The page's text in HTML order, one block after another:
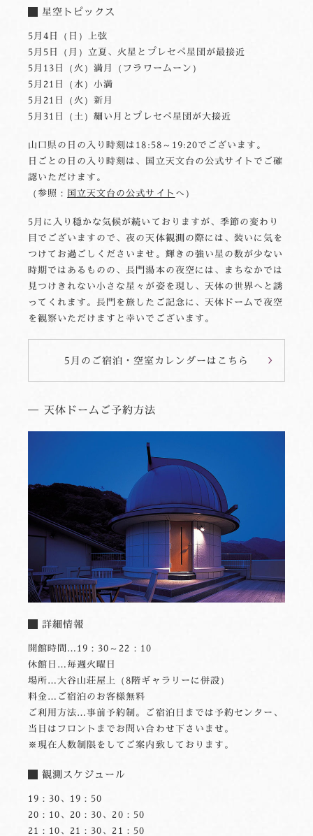
星空トピックス
5月4日（日）上弦
5月5日（月）立夏、火星とプレセペ星団が最接近
5月13日（火）満月（フラワームーン）
5月21日（水）小満
5月21日（火）新月
5月31日（土）細い月とプレセペ星団が大接近
山口県の日の入り時刻は18:58～19:20でございます。
日ごとの日の入り時刻は、国立天文台の公式サイトでご確
認いただけます。
（参照： 国立天文台の公式サイト へ）
5月に入り穏かな気候が続いておりますが、季節の変わり
目でございますので、夜の天体観測の際には、装いに気を
つけてお過ごしくださいませ。輝きの強い星の数が少ない
時期ではあるものの、長門湯本の夜空には、まちなかでは
見つけきれない小さな星々が姿を現し、天体の世界へと誘
ってくれます。長門を旅したご記念に、天体ドームで夜空
を観察いただけますと幸いでございます。
5月のご宿泊・空室カレンダーはこちら
天体ドームご予約方法
詳細情報
開館時間…19：30～22：10
休館日…毎週火曜日
場所…大谷山荘屋上（8階ギャラリーに併設）
料金…ご宿泊のお客様無料
ご利用方法…事前予約制。ご宿泊日までは予約センター、
当日はフロントまでお問い合わせ下さいませ。
※現在人数制限をしてご案内致しております。
観測スケジュール
19：30、19：50
20：10、20：30、20：50
21：10、21：30、21：50